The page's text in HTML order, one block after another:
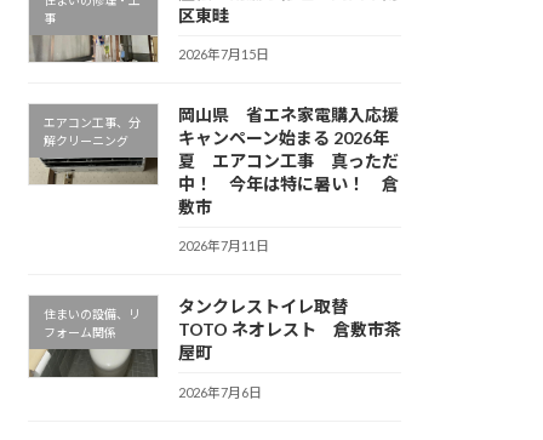
事
区東畦
2026年7月15日
エアコン工事、分
解クリーニング
岡山県 省エネ家電購入応援
キャンペーン始まる 2026年
夏 エアコン工事 真っただ
中！ 今年は特に暑い！ 倉
敷市
2026年7月11日
住まいの設備、リ
フォーム関係
タンクレストイレ取替
TOTO ネオレスト 倉敷市茶
屋町
2026年7月6日